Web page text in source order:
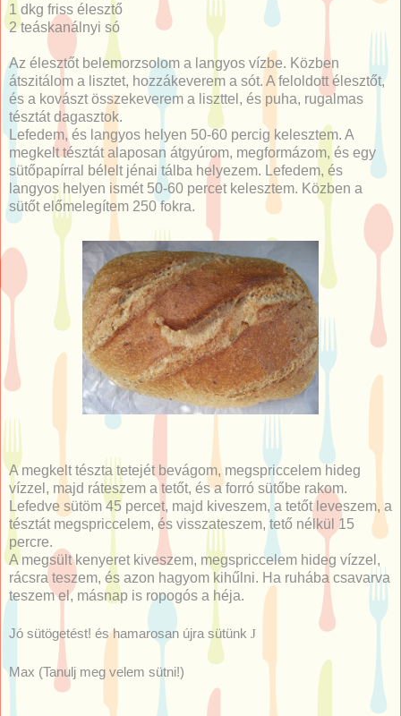
1 dkg friss élesztő
2 teáskanálnyi só
Az élesztőt belemorzsolom a langyos vízbe. Közben
átszitálom a lisztet, hozzákeverem a sót. A feloldott élesztőt,
és a kovászt összekeverem a liszttel, és puha, rugalmas
tésztát dagasztok.
Lefedem, és langyos helyen 50-60 percig kelesztem. A
megkelt tésztát alaposan átgyúrom, megformázom, és egy
sütőpapírral bélelt jénai tálba helyezem. Lefedem, és
langyos helyen ismét 50-60 percet kelesztem. Közben a
sütőt előmelegítem 250 fokra.
A megkelt tészta tetejét bevágom, megspriccelem hideg
vízzel, majd ráteszem a tetőt, és a forró sütőbe rakom.
Lefedve sütöm 45 percet, majd kiveszem, a tetőt leveszem, a
tésztát megspriccelem, és visszateszem, tető nélkül 15
percre.
A megsült kenyeret kiveszem, megspriccelem hideg vízzel,
rácsra teszem, és azon hagyom kihűlni. Ha ruhába csavarva
teszem el, másnap is ropogós a héja.
Jó sütögetést! és hamarosan újra sütünk J
Max (Tanulj meg velem sütni!)